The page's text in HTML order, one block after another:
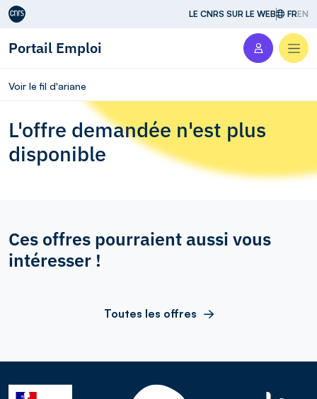
Aller au contenu LE CNRS SUR LE WEB FREN
Portail Emploi
Voir le fil d'ariane
L'offre demandée n'est plus
disponible
Ces offres pourraient aussi vous
intéresser !
Toutes les offres